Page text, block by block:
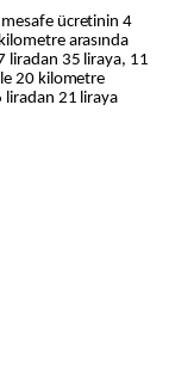
ücretinin 4
arasında
liradan 35 liraya, 11
20 kilometre
liradan 21 liraya